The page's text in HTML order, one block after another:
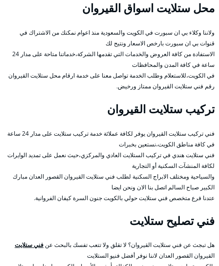
محل ستلايت اسواق القيروان
ولاننا وكلاء بي ان سبورت في الكويت والسعودية منذ اعوام نمكنك من الاشتراك في
قنوات بي ان سبورت بارخص الاسعار ونتيح لك
الاستفادة من كافة العروض والخدمات التي تقدمها الشركة،خدماتنا متاحة على مدار 24
ساعة في كافة المدن والمحافظات
في الكويت،للاستعلام وطلب الخدمة تواصل معنا على خدمة ارقام محل ستلايت القيروان
رقم فني ستلايت القيروان ممتاز ورخيض.
تركيب ستلايت القيروان
فني تركيب ستلايت القيروان يوفر لكافة عملائة خدمة تركيب ستلايت على مدار 24 ساعة
في كافة مناطق الكويت،نستعين بخبرات
فني ستلايت هندي في تركيب الستلايت العادي والمركزي،حيث نعمل على تمديد الوايرات
لكافة المنشآت السكنية أو التجارية
والسياحية ومختلف الابراج السكنية لطلب فني ستلايت القيروان القصور العدان مبارك
الكبير صباح السالم اتصل بنا الان ونحن ايضا
عتدنا فرع متخصص فني ستلايت حولي بالكويت جنون السرة كيفان الفروانية.
فني تصليح ستلايت
هل تبجث عن فني ستلايت القيروان؟ لا تقلق ولا تتعب تفسك بالبحث عنفني ستلايت
القيروان القصور العدان لاننا نوفر أفضل فنيو الستلايت